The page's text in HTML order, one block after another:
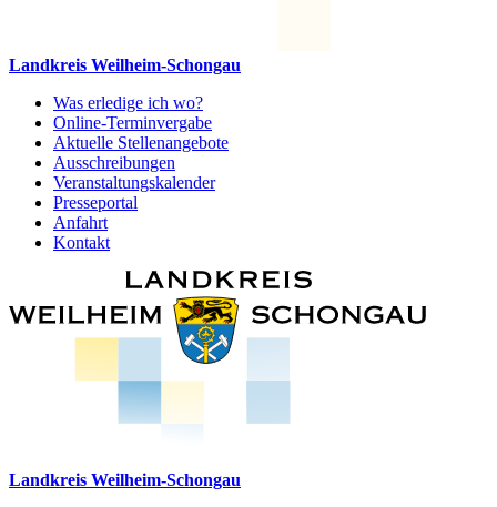
Landkreis Weilheim-Schongau
Was erledige ich wo?
Online-Terminvergabe
Aktuelle Stellenangebote
Ausschreibungen
Veranstaltungskalender
Presseportal
Anfahrt
Kontakt
Landkreis Weilheim-Schongau